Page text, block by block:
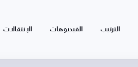
الترتيب الفيديوهات الإنتقالات